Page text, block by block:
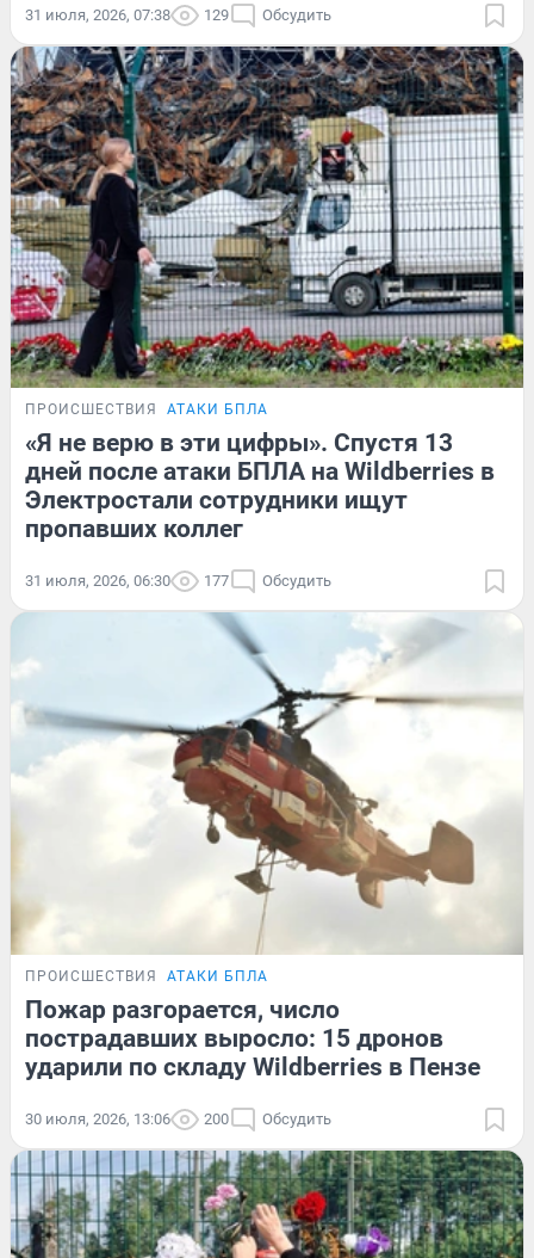
31 июля, 2026, 07:38 129 Обсудить
ПРОИСШЕСТВИЯ АТАКИ БПЛА
«Я не верю в эти цифры». Спустя 13
дней после атаки БПЛА на Wildberries в
Электростали сотрудники ищут
пропавших коллег
31 июля, 2026, 06:30 177 Обсудить
ПРОИСШЕСТВИЯ АТАКИ БПЛА
Пожар разгорается, число
пострадавших выросло: 15 дронов
ударили по складу Wildberries в Пензе
30 июля, 2026, 13:06 200 Обсудить